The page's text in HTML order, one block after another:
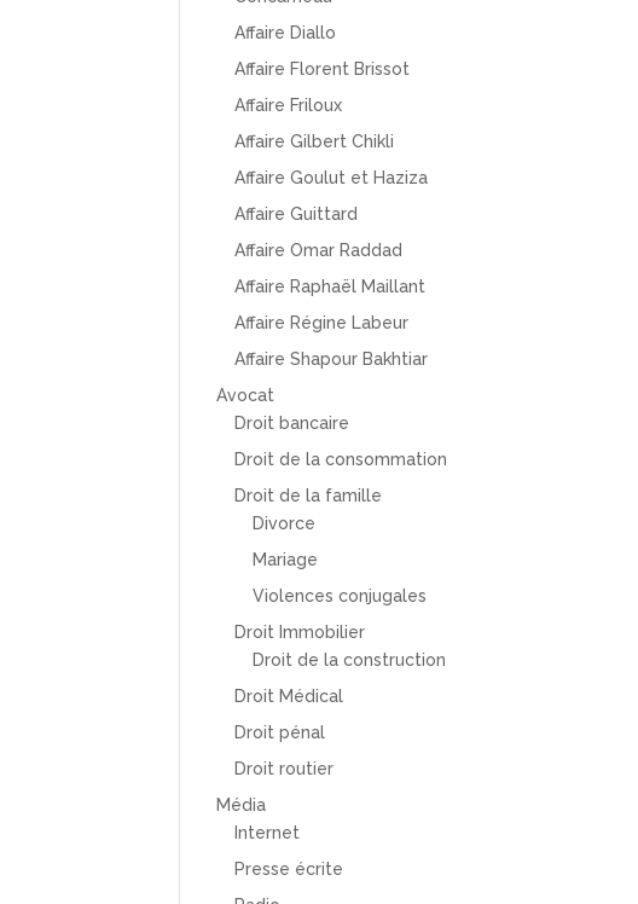
Affaire Diallo
Affaire Florent Brissot
Affaire Friloux
Affaire Gilbert Chikli
Affaire Goulut et Haziza
Affaire Guittard
Affaire Omar Raddad
Affaire Raphaël Maillant
Affaire Régine Labeur
Affaire Shapour Bakhtiar
Avocat
Droit bancaire
Droit de la consommation
Droit de la famille
Divorce
Mariage
Violences conjugales
Droit Immobilier
Droit de la construction
Droit Médical
Droit pénal
Droit routier
Média
Internet
Presse écrite